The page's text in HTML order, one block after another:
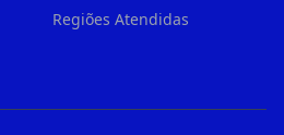
Regiões Atendidas